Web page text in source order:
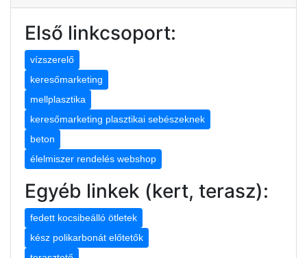
Első linkcsoport:
vízszerelő
keresőmarketing
mellplasztika
keresőmarketing plasztikai sebészeknek
beton
élelmiszer rendelés webshop
Egyéb linkek (kert, terasz):
fedett kocsibeálló ötletek
kész polikarbonát előtetők